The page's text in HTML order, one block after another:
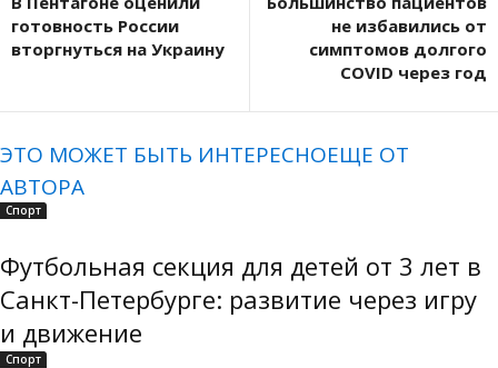
готовность России
вторгнуться на Украину
не избавились от
симптомов долгого
COVID через год
ЭТО МОЖЕТ БЫТЬ ИНТЕРЕСНОЕЩЕ ОТ
АВТОРА
Спорт
Футбольная секция для детей от 3 лет в
Санкт-Петербурге: развитие через игру
и движение
Спорт